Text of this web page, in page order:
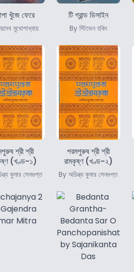
খুঁজে ফেরে
মুখোপাধ্যায়
টি গ্রান্ড ডিসাইন
By স্টিভেন হকিং
শ্রী শ্রী
(খণ্ড-১)
কুমার সেনগুপ্ত
পরমপুরুষ শ্রী শ্রী
রামকৃষ্ণ (খণ্ড-২)
By অচিন্ত্য কুমার সেনগুপ্ত